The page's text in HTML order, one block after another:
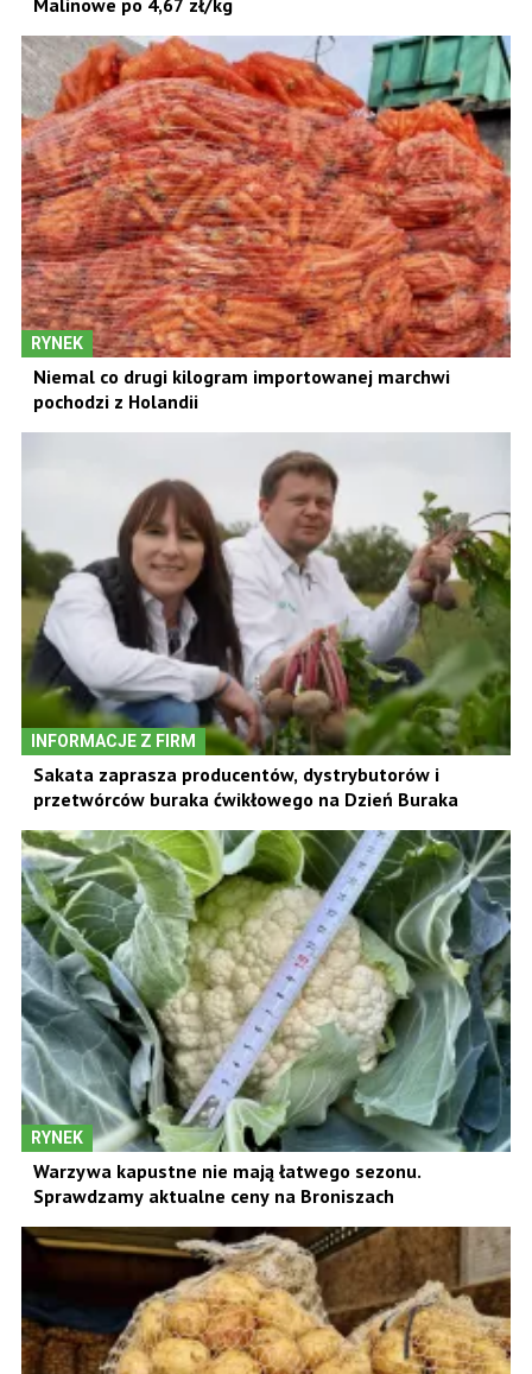
RYNEK
Niemal co drugi kilogram importowanej marchwi
pochodzi z Holandii
INFORMACJE Z FIRM
Sakata zaprasza producentów, dystrybutorów i
przetwórców buraka ćwikłowego na Dzień Buraka
RYNEK
Warzywa kapustne nie mają łatwego sezonu.
Sprawdzamy aktualne ceny na Broniszach